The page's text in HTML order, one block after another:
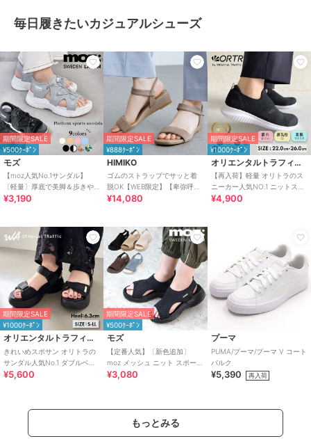
毎日履きたいカジュアルシューズ
期間限定SALE
¥500ｸｰﾎﾟﾝ
モズ
【moz人気No.1サンダル】
〔軽量〕厚底で美脚＆歩きや
すい！疲れにくいフィット感
¥3,190
期間限定SALE
¥888ｸｰﾎﾟﾝ
HIMIKO
ゴムのストラップでサッと着
脱OK【WEB限定】【卑弥呼
26SS】ゴムストラップサンダ
¥14,080
期間限定SALE
¥1000ｸｰﾎﾟﾝ
オリエンタルトラフィック
【再入荷】軽量 オリトラのス
ニーカー人気NO.1 ニットスニ
ーカー スリッポン /3709
¥4,900
期間限定SALE
¥1000ｸｰﾎﾟﾝ
オリエンタルトラフィック
きれいめスポサン オリトラの
サンダル人気No.1 ダブルベル
ト スポーツサンダル /42207
¥5,600
期間限定SALE
¥500ｸｰﾎﾟﾝ
モズ
【定番人気】〔新色追加〕
moz メッシュ ニット スポーツ
サンダル
¥3,080
プーマ
PUMA/プーマ/プーマ V コート
バルク
¥5,390 再入荷
もっとみる